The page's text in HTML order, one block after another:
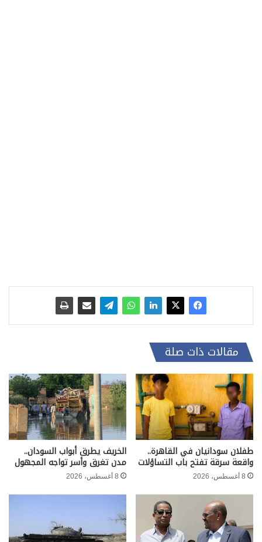
مقالات ذات صلة
طفلان سودانيان في القاهرة..
واقعة سرقة تفتح باب التساؤلات
8 أغسطس، 2026
الخريف يطرق أبواب السودان..
مدن تغرق وأسر تواجه المجهول
8 أغسطس، 2026